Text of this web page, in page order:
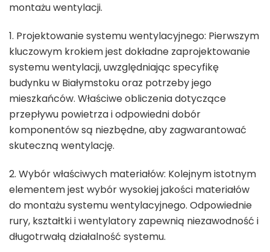
montażu wentylacji.
1. Projektowanie systemu wentylacyjnego: Pierwszym
kluczowym krokiem jest dokładne zaprojektowanie
systemu wentylacji, uwzględniając specyfikę
budynku w Białymstoku oraz potrzeby jego
mieszkańców. Właściwe obliczenia dotyczące
przepływu powietrza i odpowiedni dobór
komponentów są niezbędne, aby zagwarantować
skuteczną wentylację.
2. Wybór właściwych materiałów: Kolejnym istotnym
elementem jest wybór wysokiej jakości materiałów
do montażu systemu wentylacyjnego. Odpowiednie
rury, kształtki i wentylatory zapewnią niezawodność i
długotrwałą działalność systemu.